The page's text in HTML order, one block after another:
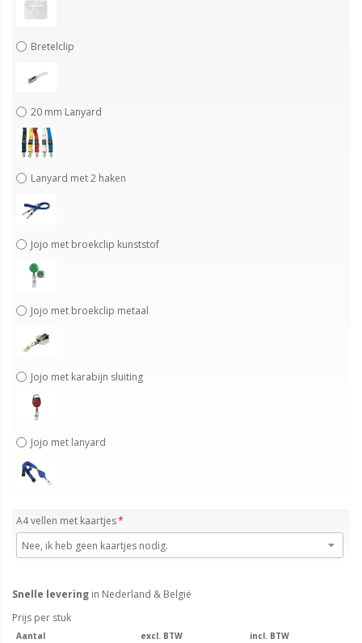
Bretelclip
20 mm Lanyard
Lanyard met 2 haken
Jojo met broekclip kunststof
Jojo met broekclip metaal
Jojo met karabijn sluiting
Jojo met lanyard
A4 vellen met kaartjes
Snelle levering in Nederland & België
Prijs per stuk
Aantal excl. BTW
incl. BTW